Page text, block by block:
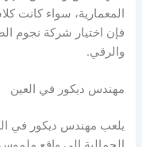
المعمارية، سواء كانت
فإن اختيار شركة نجوم
والرقي.
مهندس ديكور في العين
يلعب مهندس ديكور في